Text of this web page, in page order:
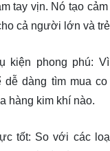
tay vịn. Nó tạo
cả người lớn và
kiện phong phú:
dễ dàng tìm mua
hàng kim khí nào.
tốt: So với các